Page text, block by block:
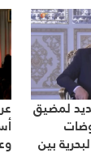
لمضيق
بين